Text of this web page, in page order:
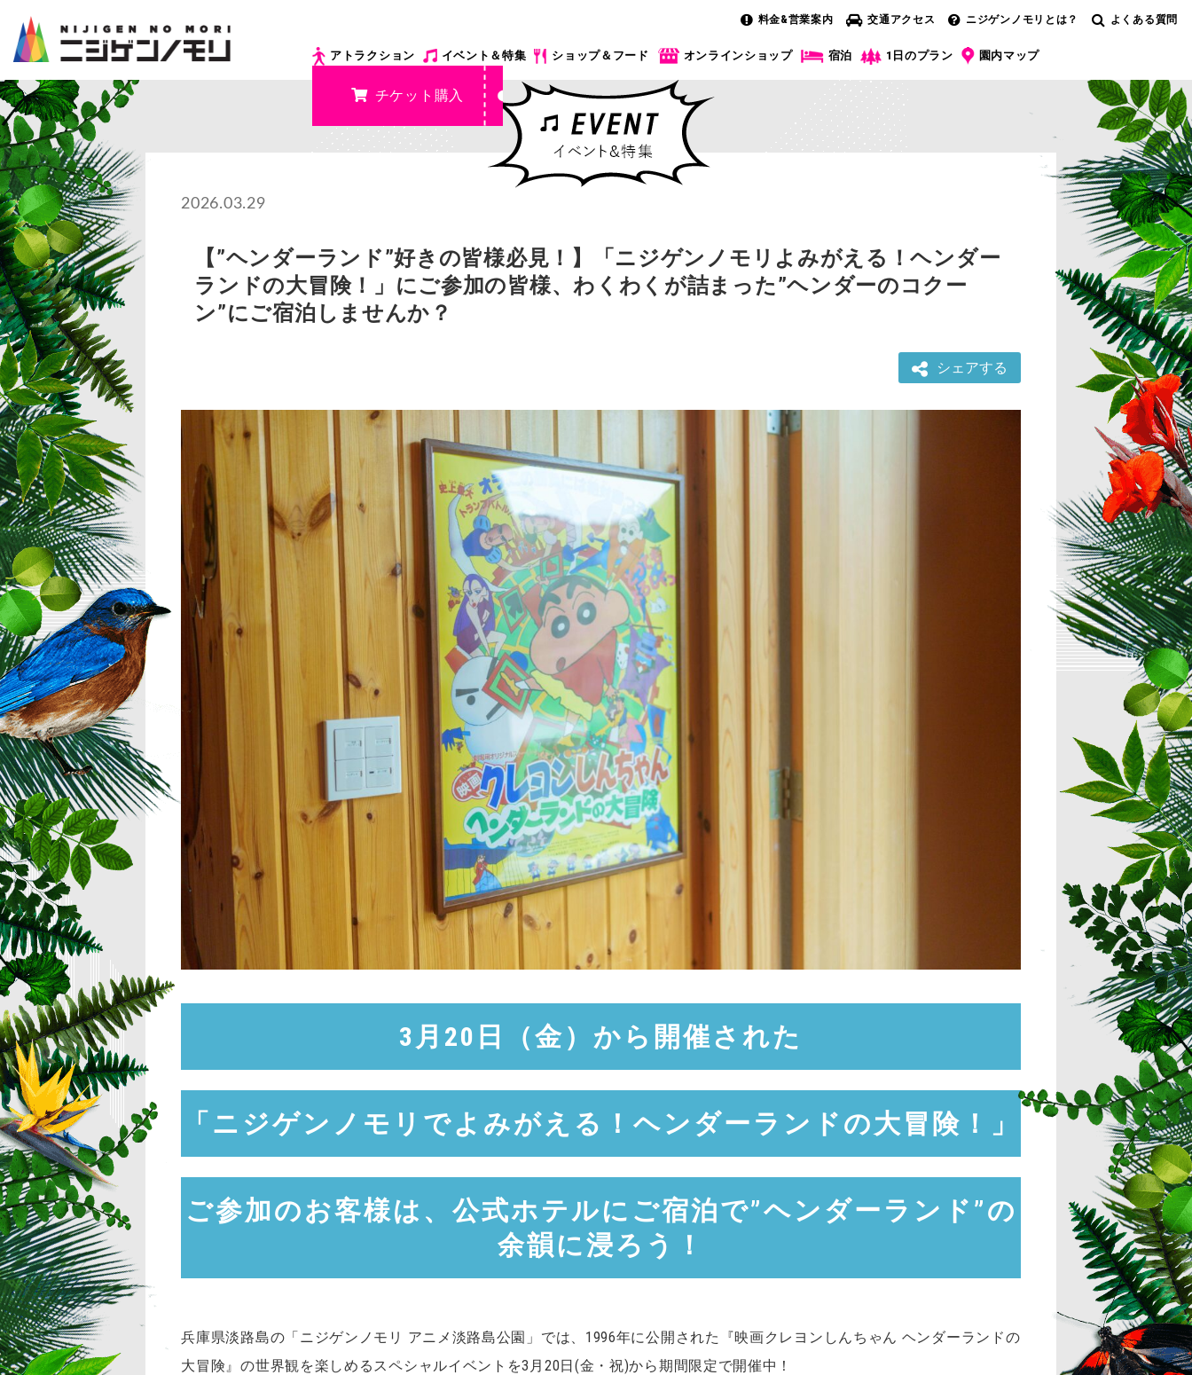
料金&営業案内 交通アクセス ニジゲンノモリとは？ よくある質問
アトラクション イベント＆特集 ショップ＆フード オンラインショップ 宿泊 1日のプラン 園内マップ
チケット購入
2026.03.29
【”ヘンダーランド”好きの皆様必見！】「ニジゲンノモリよみがえる！ヘンダー
ランドの大冒険！」にご参加の皆様、わくわくが詰まった”ヘンダーのコクー
ン”にご宿泊しませんか？
シェアする
3月20日（金）から開催された
「ニジゲンノモリでよみがえる！ヘンダーランドの大冒険！」
ご参加のお客様は、公式ホテルにご宿泊で”ヘンダーランド”の
余韻に浸ろう！
兵庫県淡路島の「ニジゲンノモリ アニメ淡路島公園」では、1996年に公開された『映画クレヨンしんちゃん ヘンダーランドの
大冒険』の世界観を楽しめるスペシャルイベントを3月20日(金・祝)から期間限定で開催中！